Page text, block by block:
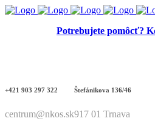
Potrebujete pomôcť?
+421 903 297 322
centrum@nkos.sk
Štefánikova 136/46
917 01 Trnava